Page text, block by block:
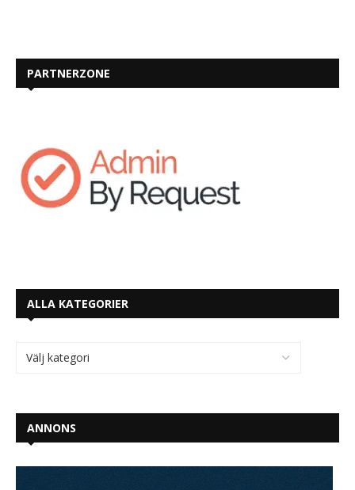
PARTNERZONE
ALLA KATEGORIER
ANNONS